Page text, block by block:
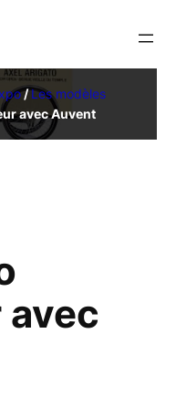
/Les modèles
avec Auvent